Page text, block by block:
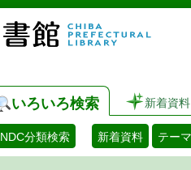
いろいろ検索 新着資料
NDC分類検索 新着資料 テー